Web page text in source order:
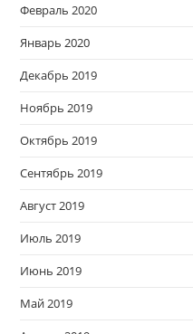
Февраль 2020
Январь 2020
Декабрь 2019
Ноябрь 2019
Октябрь 2019
Сентябрь 2019
Август 2019
Июль 2019
Июнь 2019
Май 2019